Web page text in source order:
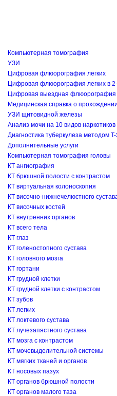
Компьютерная томография
УЗИ
Цифровая флюорография легких
Цифровая флюорография легких в
Цифровая выездная флюорография
Медицинская справка о
УЗИ щитовидной железы
Анализ мочи на 10 видов наркотиков
Диагностика туберкулеза методом
Дополнительные услуги
Компьютерная томография головы
КТ ангиография
КТ брюшной полости с контрастом
КТ виртуальная колоноскопия
КТ височно-нижнечелюстного
КТ височных костей
КТ внутренних органов
КТ всего тела
КТ глаз
КТ голеностопного сустава
КТ головного мозга
КТ гортани
КТ грудной клетки
КТ грудной клетки с контрастом
КТ зубов
КТ легких
КТ локтевого сустава
КТ лучезапястного сустава
КТ мозга с контрастом
КТ мочевыделительной системы
КТ мягких тканей и органов
КТ носовых пазух
КТ органов брюшной полости
КТ органов малого таза